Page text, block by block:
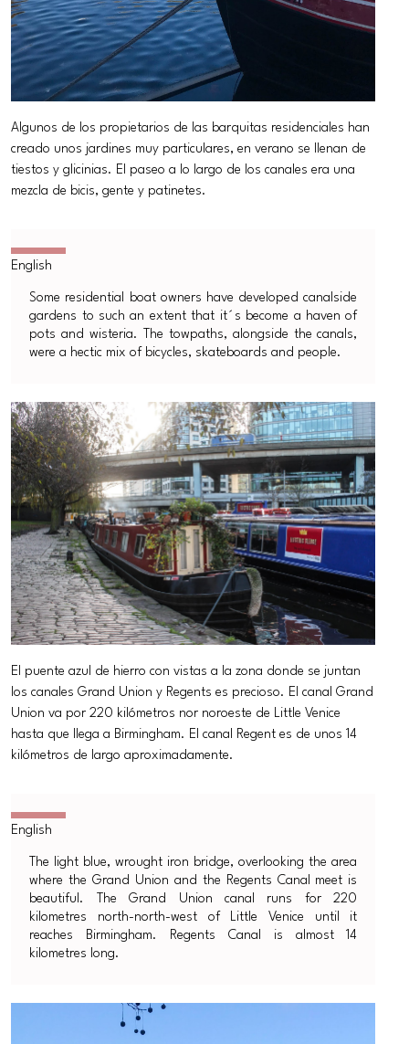
Algunos de los propietarios de las barquitas residenciales han
creado unos jardines muy particulares, en verano se llenan de
tiestos y glicinias. El paseo a lo largo de los canales era una
mezcla de bicis, gente y patinetes.
Some residential boat owners have developed canalside
gardens to such an extent that it´s become a haven of
pots and wisteria. The towpaths, alongside the canals,
were a hectic mix of bicycles, skateboards and people.
El puente azul de hierro con vistas a la zona donde se juntan
los canales Grand Union y Regents es precioso. El canal Grand
Union va por 220 kilómetros nor noroeste de Little Venice
hasta que llega a Birmingham. El canal Regent es de unos 14
kilómetros de largo aproximadamente.
The light blue, wrought iron bridge, overlooking the area
where the Grand Union and the Regents Canal meet is
beautiful. The Grand Union canal runs for 220
kilometres north-north-west of Little Venice until it
reaches Birmingham. Regents Canal is almost 14
kilometres long.